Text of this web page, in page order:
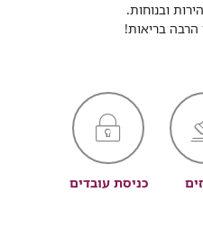
ובנוחות.
הרבה בריאות!
כניסת עובדים